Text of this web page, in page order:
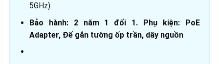
5GHz)
Bảo hành:2 năm 1 đổi 1. Phụ kiện: PoE
Adapter, Đế gắn tường ốp trần, dây nguồn